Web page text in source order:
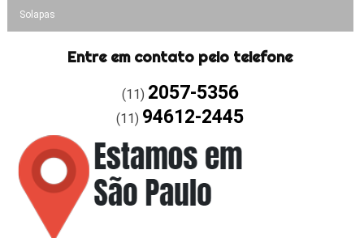
Solapas
Entre em contato pelo telefone
(11) 2057-5356
(11) 94612-2445